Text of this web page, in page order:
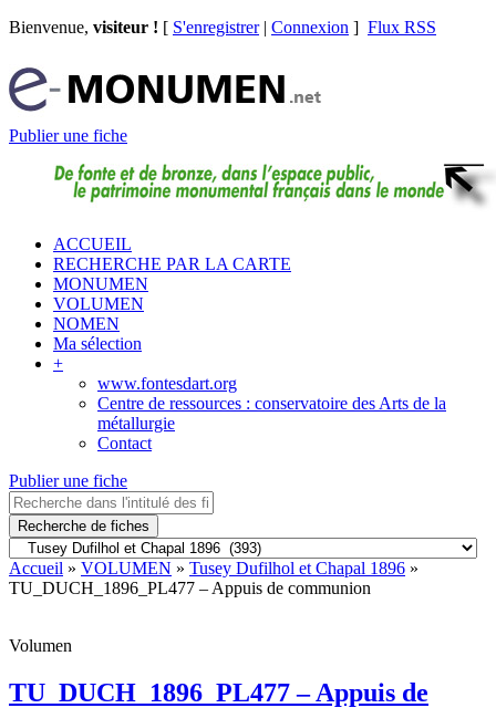
Bienvenue, visiteur ! [ S'enregistrer| Connexion ] Flux RSS
Publier une fiche
ACCUEIL
RECHERCHE PAR LA CARTE
MONUMEN
VOLUMEN
NOMEN
Ma sélection
+
www.fontesdart.org
Centre de ressources : conservatoire des Arts de la
métallurgie
Contact
Publier une fiche
Recherche de fiches
Accueil » VOLUMEN » Tusey Dufilhol et Chapal 1896 »
TU_DUCH_1896_PL477 – Appuis de communion
Volumen
TU_DUCH_1896_PL477 – Appuis de